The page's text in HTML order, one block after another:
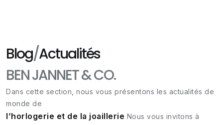
Blog/Actualités
BEN JANNET & CO.
Dans cette section, nous vous présentons les actualités de
monde de
l’horlogerie et de la joaillerie Nous vous invitons à